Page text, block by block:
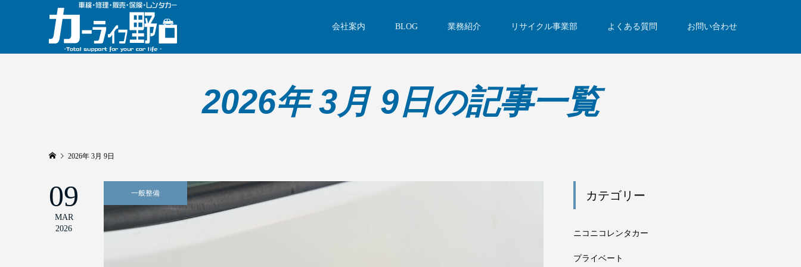
会社案内 BLOG 業務紹介 リサイクル事業部 よくある質問 お問い合わせ
2026年 3月 9日の記事一覧
2026年 3月 9日
09
MAR
2026
一般整備 カテゴリー
ニコニコレンタカー
プライベート